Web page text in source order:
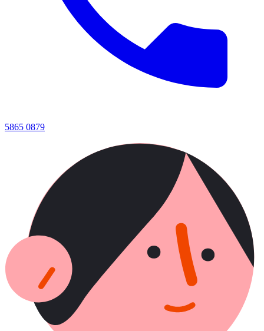
5865 0879